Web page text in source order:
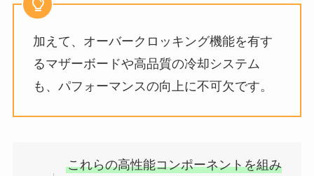
加えて、オーバークロッキング機能を有す
るマザーボードや高品質の冷却システム
も、パフォーマンスの向上に不可欠です。
これらの高性能コンポーネントを組み